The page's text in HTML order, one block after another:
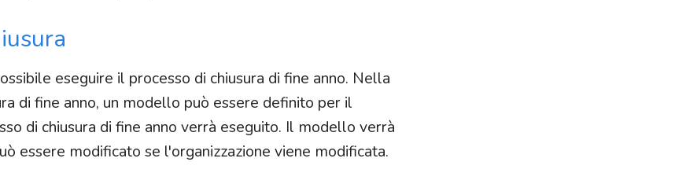
eseguire il processo di chiusura di fine anno. Nella
di fine anno, un modello può essere definito per il
di chiusura di fine anno verrà eseguito. Il modello verrà
essere modificato se l'organizzazione viene modificata.